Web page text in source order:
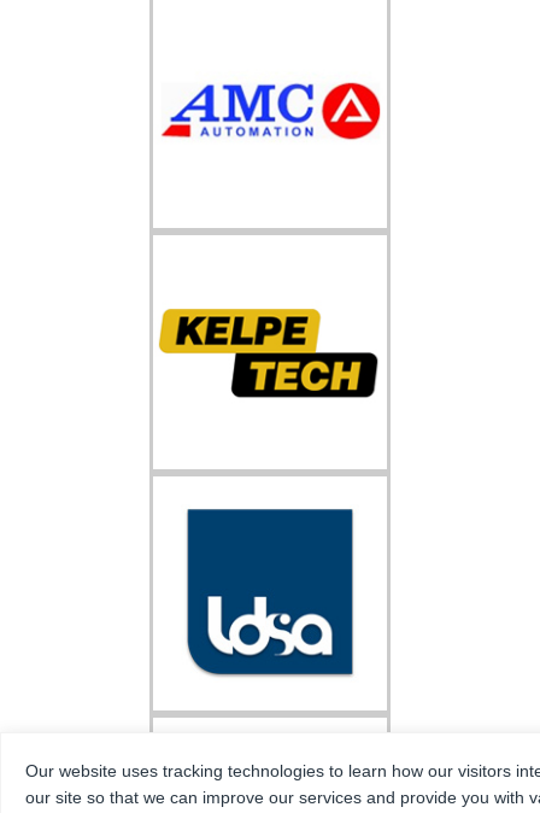
Our website uses tracking technologies to learn how our visitors
our site so that we can improve our services and provide you with